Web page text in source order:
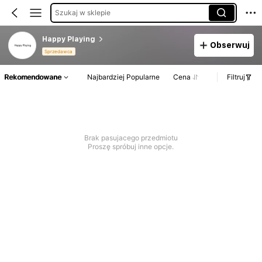
Szukaj w sklepie
Happy Playing
Sprzedawca
Obserwuj
Rekomendowane Najbardziej Popularne Cena Filtruj
Brak pasujacego przedmiotu
Proszę spróbuj inne opcje.